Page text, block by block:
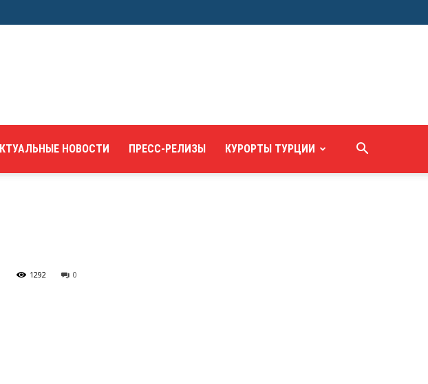
НОВОСТИ ПРЕСС-РЕЛИЗЫ КУРОРТЫ ТУРЦИИ
0
1292